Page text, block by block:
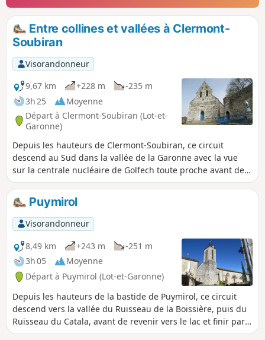
Entre collines et vallées à Clermont-
Soubiran
Visorandonneur
9,67 km
+228 m
-235 m
3h 25
Moyenne
Départ à Clermont-Soubiran (Lot-et-
Garonne)
Depuis les hauteurs de Clermont-Soubiran, ce circuit
descend au Sud dans la vallée de la Garonne avec la vue
sur la centrale nucléaire de Golfech toute proche avant de
remonter vers les collines de Rigou et d'Aureillac en passant
par la vallée du Ruisseau de Néguevieille en alternant
chemins et portions bitumées.
Puymirol
Visorandonneur
8,49 km
+243 m
-251 m
3h 05
Moyenne
Départ à Puymirol (Lot-et-Garonne)
Depuis les hauteurs de la bastide de Puymirol, ce circuit
descend vers la vallée du Ruisseau de la Boissière, puis du
Ruisseau du Catala, avant de revenir vers le lac et finir par
les remparts entourant le village.